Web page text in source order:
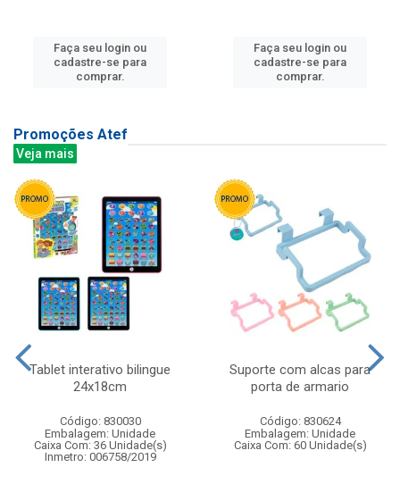
Faça seu login ou
cadastre-se para
comprar.
Faça seu login ou
cadastre-se para
comprar.
Promoções Atef
Veja mais
Tablet interativo bilingue
24x18cm
Código: 830030
Embalagem: Unidade
Caixa Com: 36 Unidade(s)
Inmetro: 006758/2019
Suporte com alcas para
porta de armario
Código: 830624
Embalagem: Unidade
Caixa Com: 60 Unidade(s)